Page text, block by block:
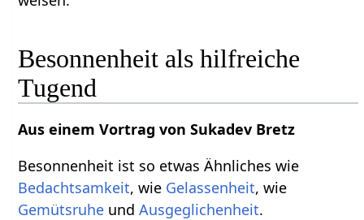
Besonnenheit als hilfreiche
Tugend
Aus einem Vortrag von Sukadev Bretz
Besonnenheit ist so etwas Ähnliches wie
Bedachtsamkeit, wie Gelassenheit, wie
Gemütsruhe undAusgeglichenheit.